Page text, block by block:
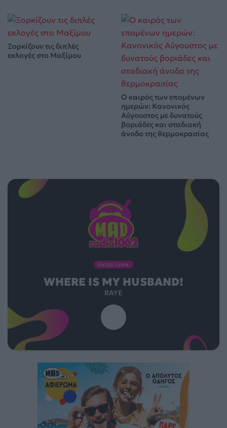
Ξορκίζουν τις διπλές
εκλογές στο Μαξίμου
Ο καιρός των επομένων
ημερών: Κανονικός
Αύγουστος με δυνατούς
βοριάδες και σταδιακή
άνοδο της θερμοκρασίας
ΠΑΙΖΕΙ ΤΩΡΑ
WHERE IS MY HUSBAND!
RAYE